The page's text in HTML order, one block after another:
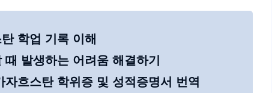
학업 기록 이해
발생하는 어려움 해결하기
흐스탄 학위증 및 성적증명서 번역